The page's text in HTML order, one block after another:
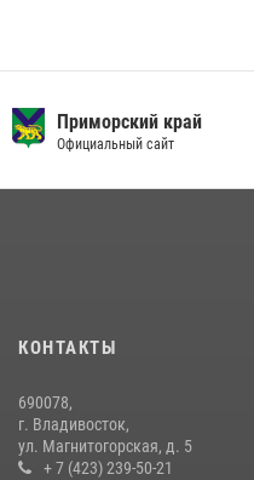
09 июля 2026, 06:08 2
08 июля 2026, 07:52
действия постояльца гостиницы
16 июля 2026, 01:13
Приморский край
Официальный сайт
КОНТАКТЫ
690078,
г. Владивосток,
ул. Магнитогорская, д. 5
+ 7 (423) 239-50-21